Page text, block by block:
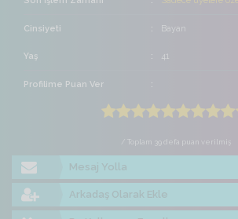
Cinsiyeti Bayan
Yaş 41
Profilime Puan Ver
/ Toplam 39 defa puan verilmiş
Mesaj Yolla
Arkadaş Olarak Ekle